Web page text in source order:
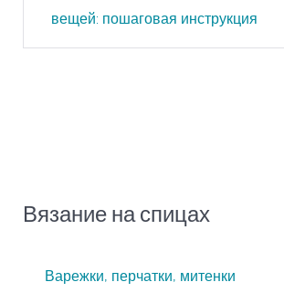
вещей: пошаговая инструкция
Вязание на спицах
Варежки, перчатки, митенки